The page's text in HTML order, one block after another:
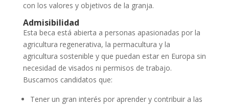
con los valores y objetivos de la granja.
Admisibilidad
Esta beca está abierta a personas apasionadas por la
agricultura regenerativa, la permacultura y la
agricultura sostenible y que puedan estar en Europa sin
necesidad de visados ni permisos de trabajo.
Buscamos candidatos que:
Tener un gran interés por aprender y contribuir a las